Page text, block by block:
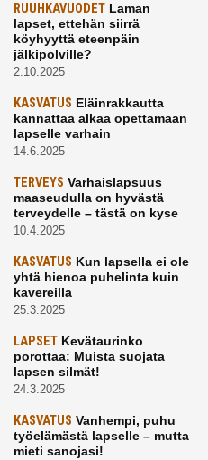
RUUHKAVUODET Laman
lapset, ettehän siirrä
köyhyyttä eteenpäin
jälkipolville?
2.10.2025
KASVATUS Eläinrakkautta
kannattaa alkaa opettamaan
lapselle varhain
14.6.2025
TERVEYS Varhaislapsuus
maaseudulla on hyvästä
terveydelle – tästä on kyse
10.4.2025
KASVATUS Kun lapsella ei ole
yhtä hienoa puhelinta kuin
kavereilla
25.3.2025
LAPSET Kevätaurinko
porottaa: Muista suojata
lapsen silmät!
24.3.2025
KASVATUS Vanhempi, puhu
työelämästä lapselle – mutta
mieti sanojasi!